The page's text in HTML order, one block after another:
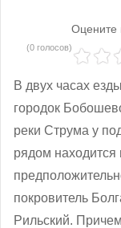
Оцените
(0 голосов)
В двух часах
городок Б
реки Струма у
рядом находится
покровитель
Рильский.